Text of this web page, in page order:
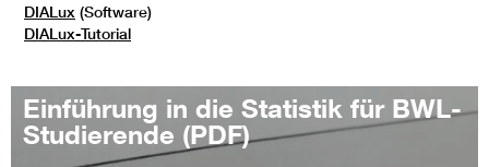
DIALux (Software)
DIALux-Tutorial
Einführung in die Statistik für BWL-
Studierende (PDF)